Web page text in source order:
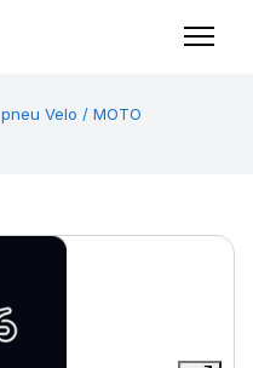
pneu Velo / MOTO